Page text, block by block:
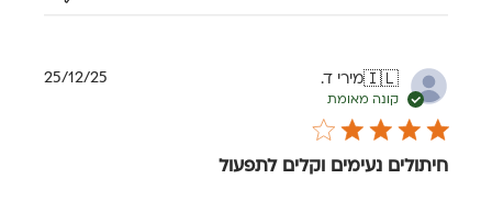
🇮🇱מירי ד.
קונה מאומת
חיתולים נעימים וקלים לתפעול
תאריך25/12/25